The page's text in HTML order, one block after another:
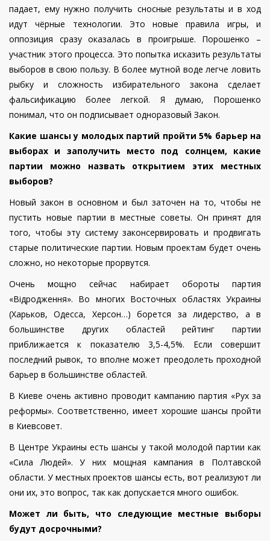
падает, ему нужно получить сносные результаты и в ход
идут чёрные технологии. Это новые правила игры, и
оппозиция сразу оказалась в проигрыше. Порошенко –
участник этого процесса. Это попытка исказить результаты
выборов в свою пользу. В более мутной воде легче ловить
рыбку и сложность избирательного закона сделает
фальсификацию более легкой. Я думаю, Порошенко
понимал, что он подписывает одноразовый Закон.
Какие шансы у молодых партий пройти 5% барьер на
выборах и заполучить место под солнцем, какие
партии можно назвать открытием этих местных
выборов?
Новый закон в основном и был заточен на то, чтобы не
пустить новые партии в местные советы. Он принят для
того, чтобы эту систему законсервировать и продвигать
старые политические партии. Новым проектам будет очень
сложно, но некоторые прорвутся.
Очень мощно сейчас набирает обороты партия
«Відродження». Во многих Восточных областях Украины
(Харьков, Одесса, Херсон…) борется за лидерство, а в
большинстве других областей рейтинг партии
приближается к показателю 3,5-4,5%. Если совершит
последний рывок, то вполне может преодолеть проходной
барьер в большинстве областей.
В Киеве очень активно проводит кампанию партия «Рух за
реформы». Соответственно, имеет хорошие шансы пройти
в Киевсовет.
В Центре Украины есть шансы у такой молодой партии как
«Сила Людей». У них мощная кампания в Полтавской
области. У местных проектов шансы есть, вот реализуют ли
они их, это вопрос, так как допускается много ошибок.
Может ли быть, что следующие местные выборы
будут досрочными?